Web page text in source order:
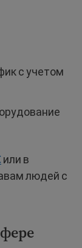
с учетом
или в
людей с